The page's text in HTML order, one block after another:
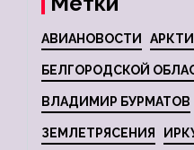
АВИАНОВОСТИ
БЕЛГОРОДСКОЙ
ВЛАДИМИР БУРМАТОВ
ЗЕМЛЕТРЯСЕНИЯ